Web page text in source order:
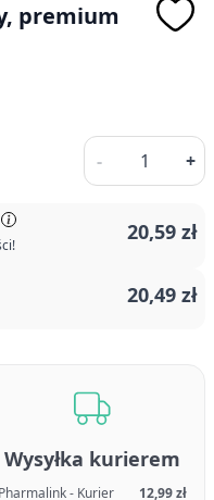
premium
20,59 zł
20,49 zł
-
Ilość
+
Wysyłka kurierem
Pharmalink - Kurier
12,99 zł